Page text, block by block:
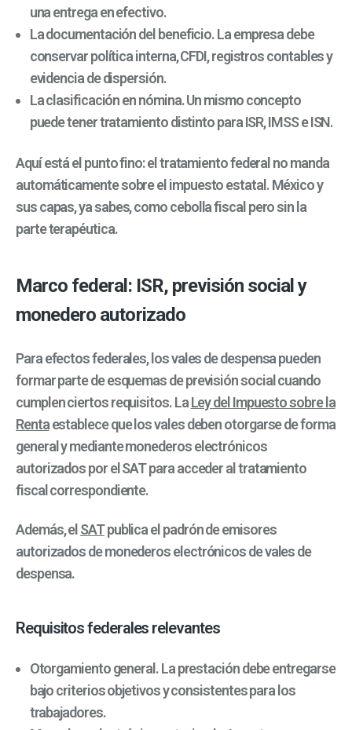
una entrega en efectivo.
La documentación del beneficio. La empresa debe
conservar política interna, CFDI, registros contables y
evidencia de dispersión.
La clasificación en nómina. Un mismo concepto
puede tener tratamiento distinto para ISR, IMSS e ISN.
Aquí está el punto fino: el tratamiento federal no manda
automáticamente sobre el impuesto estatal. México y
sus capas, ya sabes, como cebolla fiscal pero sin la
parte terapéutica.
Marco federal: ISR, previsión social y
monedero autorizado
Para efectos federales, los vales de despensa pueden
formar parte de esquemas de previsión social cuando
cumplen ciertos requisitos. LaLey del Impuesto sobre la
Rentaestablece que los vales deben otorgarse de forma
general y mediante monederos electrónicos
autorizados por el SAT para acceder al tratamiento
fiscal correspondiente.
Además, el SATpublica el padrón de emisores
autorizados de monederos electrónicos de vales de
despensa.
Requisitos federales relevantes
Otorgamiento general. La prestación debe entregarse
bajo criterios objetivos y consistentes para los
trabajadores.